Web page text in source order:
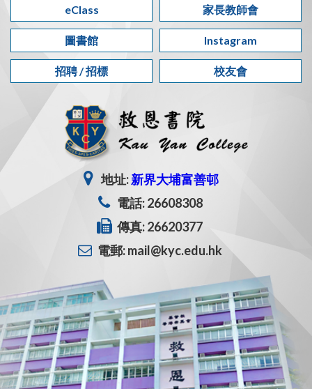
eClass 家長教師會
圖書館 Instagram
招聘 / 招標 校友會
地址:新界大埔富善邨
電話: 26608308
傳真: 26620377
電郵: mail@kyc.edu.hk